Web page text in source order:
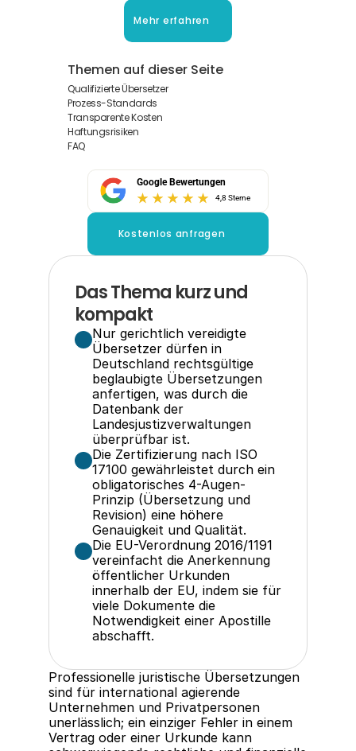
Mehr erfahren
Themen auf dieser Seite
Qualifizierte Übersetzer
Prozess-Standards
Transparente Kosten
Haftungsrisiken
FAQ
Google Bewertungen
4,8 Sterne
Kostenlos anfragen
Das Thema kurz und
kompakt
Nur gerichtlich vereidigte
Übersetzer dürfen in
Deutschland rechtsgültige
beglaubigte Übersetzungen
anfertigen, was durch die
Datenbank der
Landesjustizverwaltungen
überprüfbar ist.
Die Zertifizierung nach ISO
17100 gewährleistet durch ein
obligatorisches 4-Augen-
Prinzip (Übersetzung und
Revision) eine höhere
Genauigkeit und Qualität.
Die EU-Verordnung 2016/1191
vereinfacht die Anerkennung
öffentlicher Urkunden
innerhalb der EU, indem sie für
viele Dokumente die
Notwendigkeit einer Apostille
abschafft.
Professionelle juristische Übersetzungen
sind für international agierende
Unternehmen und Privatpersonen
unerlässlich; ein einziger Fehler in einem
Vertrag oder einer Urkunde kann